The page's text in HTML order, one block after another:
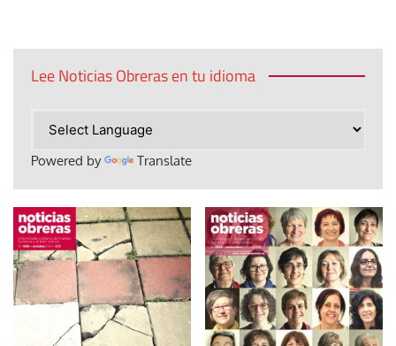
Lee Noticias Obreras en tu idioma
Powered by Translate